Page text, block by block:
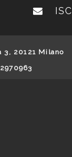
3, 20121 Milano